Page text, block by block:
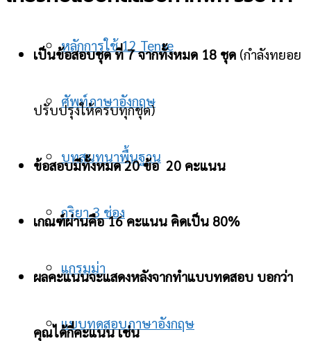
หลักการใช้ 12 Tense
ศัพท์ภาษาอังกฤษ
บทสนทนาพื้นฐาน
กริยา 3 ช่อง
แกรมม่า
แบบทดสอบภาษาอังกฤษ
เป็นข้อสอบชุด ที่ 7 จากทั้งหมด 18 ชุด (กำลังทยอย
ปรับปรุงให้ครบทุกชุด)
ข้อสอบมีทั้งหมด 20 ข้อ 20 คะแนน
เกณฑ์ผ่านคือ 16 คะแนน คิดเป็น 80%
ผลคะแนนจะแสดงหลังจากทำแบบทดสอบ บอกว่า
คุณได้กี่คะแนน เช่น